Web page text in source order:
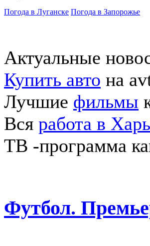
Погода в Луганске Погода в Запорожье
Актуальные
Купить авто на
Лучшие фильмы
Вся работа в
ТВ -программа
Футбол.